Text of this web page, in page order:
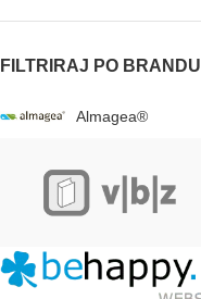
FILTRIRAJ PO BRANDU
Almagea®